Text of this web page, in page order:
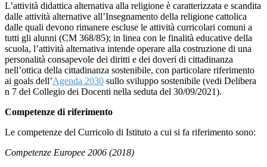
L’attività didattica alternativa alla religione è caratterizzata e scandita
dalle attività alternative all’Insegnamento della religione cattolica
dalle quali devono rimanere escluse le attività curricolari comuni a
tutti gli alunni (CM 368/85); in linea con le finalità educative della
scuola, l’attività alternativa intende operare alla costruzione di una
personalità consapevole dei diritti e dei doveri di cittadinanza
nell’ottica della cittadinanza sostenibile, con particolare riferimento
ai goals dell’Agenda 2030 sullo sviluppo sostenibile (vedi Delibera
n 7 del Collegio dei Docenti nella seduta del 30/09/2021).
Competenze di riferimento
Le competenze del Curricolo di Istituto a cui si fa riferimento sono:
Competenze Europee 2006 (2018)